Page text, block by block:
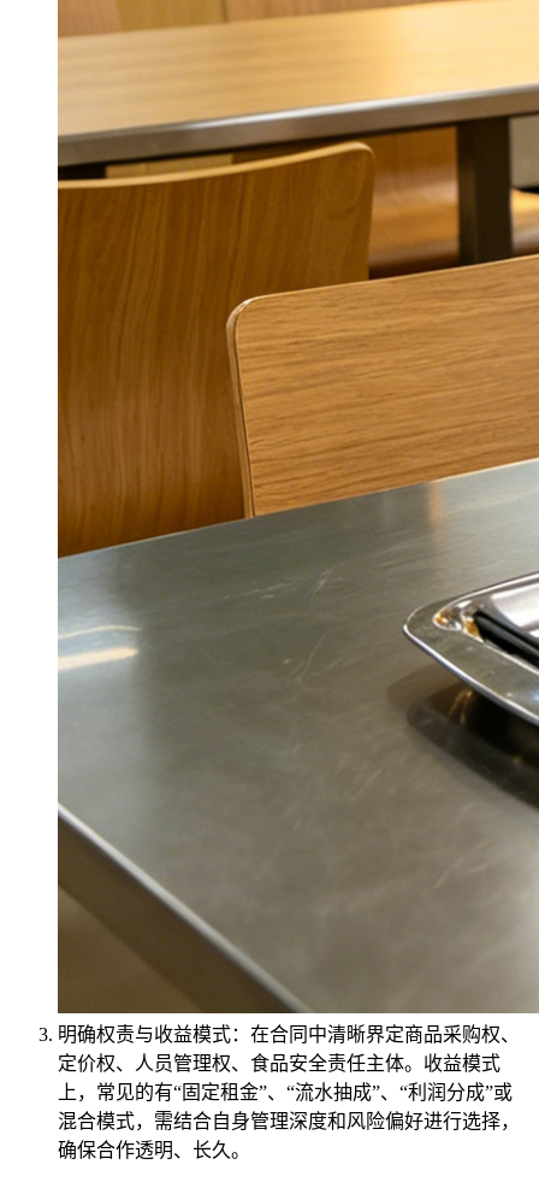
明确权责与收益模式：在合同中清晰界定商品采购权、
定价权、人员管理权、食品安全责任主体。收益模式
上，常见的有“固定租金”、“流水抽成”、“利润分成”或
混合模式，需结合自身管理深度和风险偏好进行选择，
确保合作透明、长久。